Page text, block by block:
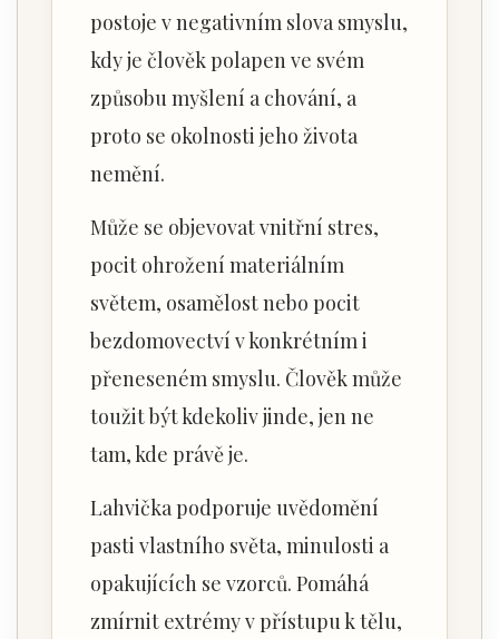
postoje v negativním slova smyslu,
kdy je člověk polapen ve svém
způsobu myšlení a chování, a
proto se okolnosti jeho života
nemění.
Může se objevovat vnitřní stres,
pocit ohrožení materiálním
světem, osamělost nebo pocit
bezdomovectví v konkrétním i
přeneseném smyslu. Člověk může
toužit být kdekoliv jinde, jen ne
tam, kde právě je.
Lahvička podporuje uvědomění
pasti vlastního světa, minulosti a
opakujících se vzorců. Pomáhá
zmírnit extrémy v přístupu k tělu,